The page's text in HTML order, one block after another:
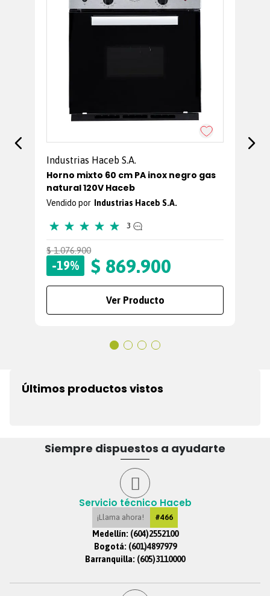
Industrias Haceb S.A.
Horno mixto 60 cm PA inox negro gas
natural 120V Haceb
Industrias Haceb S.A.
★ ★ ★ ★ ★ 3
$ 1.076.900
-19% $ 869.900
Ver Producto
Últimos productos vistos
Siempre dispuestos a ayudarte
Servicio técnico Haceb
¡Llama ahora! #466
Medellín: (604)2552100
Bogotá: (601)4897979
Barranquilla: (605)3110000